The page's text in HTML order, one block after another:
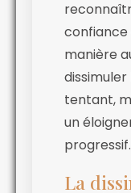
confiance
manière
tentant,
un
progressif.
La